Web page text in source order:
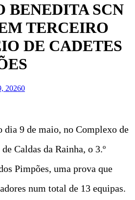
BENEDITA SCN
TERCEIRO
DE CADETES
20260
dia 9 de maio, no Complexo de
Caldas da Rainha, o 3.º
Pimpões, uma prova que
num total de 13 equipas.